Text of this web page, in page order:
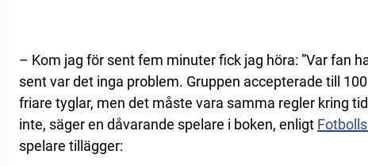
– Kom jag för sent fem minuter fick jag höra: ”Var fan
sent var det inga problem. Gruppen accepterade till
friare tyglar, men det måste vara samma regler kring
inte, säger en dåvarande spelare i boken, enligt
spelare tillägger: